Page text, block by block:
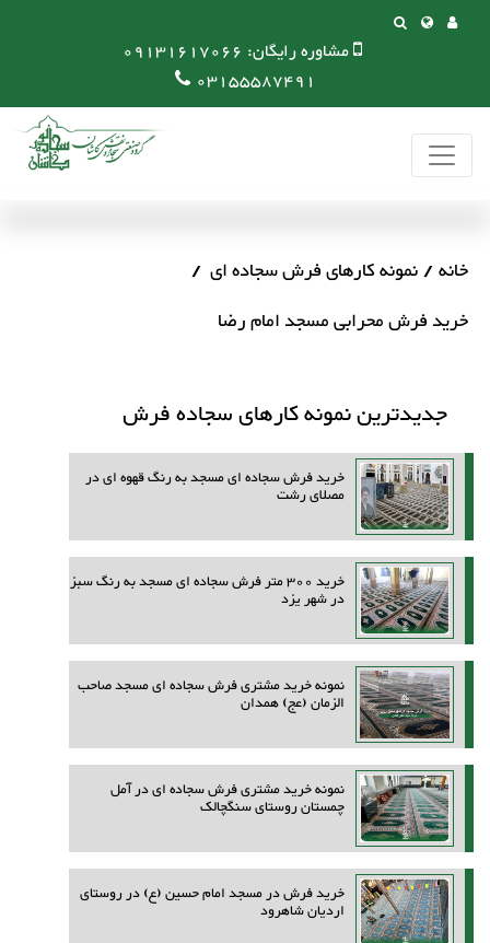
مشاوره رایگان: 09131617066
03155587491
خانه نمونه کارهای فرش سجاده ای
خرید فرش محرابی مسجد امام رضا
جدیدترین نمونه کارهای سجاده فرش
خرید فرش سجاده ای مسجد به رنگ قهوه ای در
مصلای رشت
خرید 300 متر فرش سجاده ای مسجد به رنگ سبز
در شهر یزد
نمونه خرید مشتری فرش سجاده ای مسجد صاحب
الزمان (عج) همدان
نمونه خرید مشتری فرش سجاده ای در آمل
چمستان روستای سنگچالک
خرید فرش در مسجد امام حسین (ع) در روستای
اردیان شاهرود